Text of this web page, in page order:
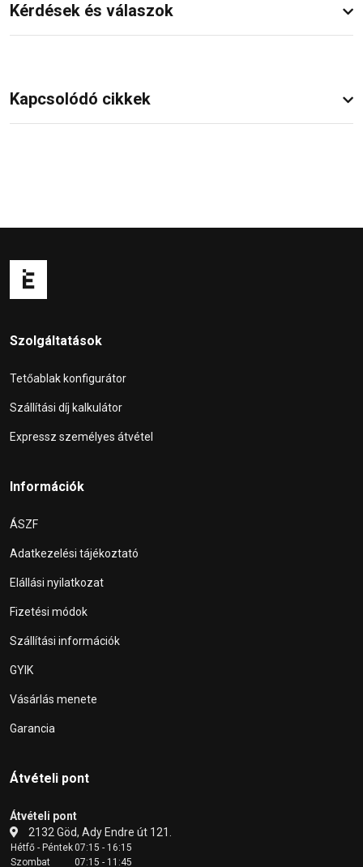
Kérdések és válaszok
Kapcsolódó cikkek
Szolgáltatások
Tetőablak konfigurátor
Szállítási díj kalkulátor
Expressz személyes átvétel
Információk
ÁSZF
Adatkezelési tájékoztató
Elállási nyilatkozat
Fizetési módok
Szállítási információk
GYIK
Vásárlás menete
Garancia
Átvételi pont
Átvételi pont
2132 Göd, Ady Endre út 121.
Hétfő - Péntek07:15 - 16:15
Szombat
07:15 - 11:45